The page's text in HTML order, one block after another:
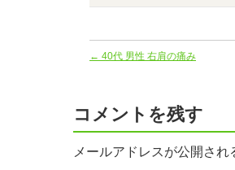
← 40代 男性 右肩の痛み
コメントを残す
メールアドレスが公開され